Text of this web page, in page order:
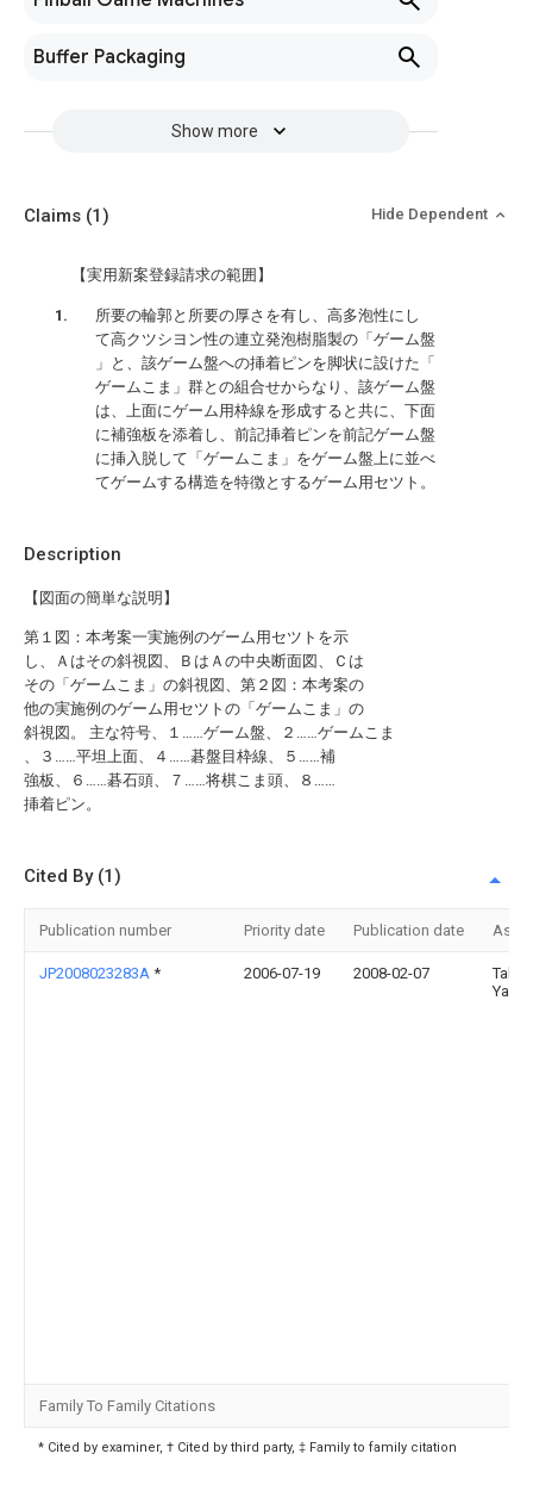
Buffer Packaging
Show more
Description
【図面の簡単な説明】
第１図：本考案一実施例のゲーム用セツトを示
し、Ａはその斜視図、ＢはＡの中央断面図、Ｃは
その「ゲームこま」の斜視図、第２図：本考案の
他の実施例のゲーム用セツトの「ゲームこま」の
斜視図。 主な符号、１……ゲーム盤、２……ゲームこま
、３……平坦上面、４……碁盤目枠線、５……補
強板、６……碁石頭、７……将棋こま頭、８……
挿着ピン。
Claims (1) Hide Dependent
【実用新案登録請求の範囲】
所要の輪郭と所要の厚さを有し、高多泡性にし
て高クツシヨン性の連立発泡樹脂製の「ゲーム盤
」と、該ゲーム盤への挿着ピンを脚状に設けた「
ゲームこま」群との組合せからなり、該ゲーム盤
は、上面にゲーム用枠線を形成すると共に、下面
に補強板を添着し、前記挿着ピンを前記ゲーム盤
に挿入脱して「ゲームこま」をゲーム盤上に並べ
てゲームする構造を特徴とするゲーム用セツト。
Cited By (1)
Publication number Priority date Publication date
JP2008023283A * 2006-07-19 2008-02-07
Family To Family Citations
* Cited by examiner, † Cited by third party, ‡ Family to family citation